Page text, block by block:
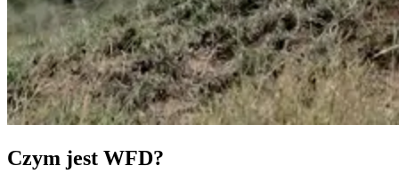
Czym jest WFD?